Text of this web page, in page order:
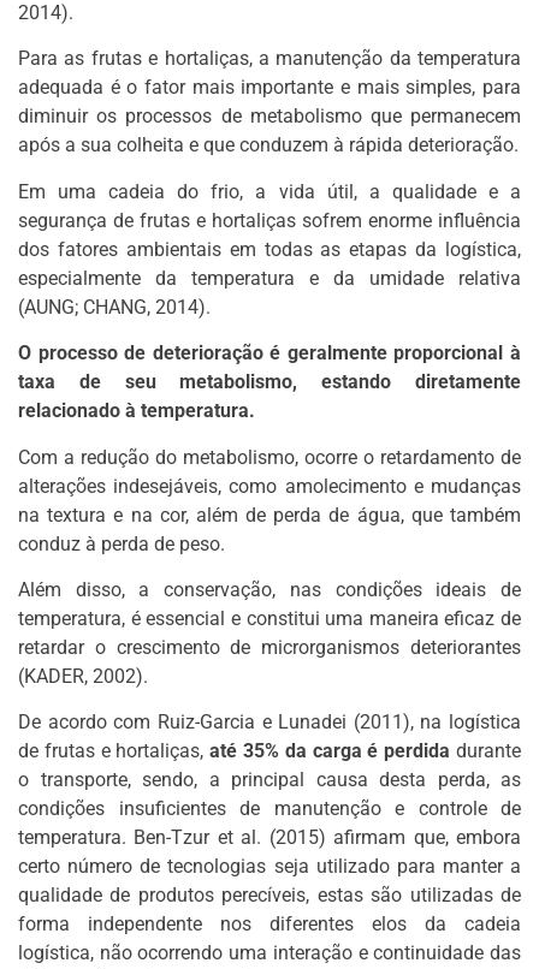
2014).
Para as frutas e hortaliças, a manutenção da temperatura
adequada é o fator mais importante e mais simples, para
diminuir os processos de metabolismo que permanecem
após a sua colheita e que conduzem à rápida deterioração.
Em uma cadeia do frio, a vida útil, a qualidade e a
segurança de frutas e hortaliças sofrem enorme influência
dos fatores ambientais em todas as etapas da logística,
especialmente da temperatura e da umidade relativa
(AUNG; CHANG, 2014).
O processo de deterioração é geralmente proporcional à
taxa de seu metabolismo, estando diretamente
relacionado à temperatura.
Com a redução do metabolismo, ocorre o retardamento de
alterações indesejáveis, como amolecimento e mudanças
na textura e na cor, além de perda de água, que também
conduz à perda de peso.
Além disso, a conservação, nas condições ideais de
temperatura, é essencial e constitui uma maneira eficaz de
retardar o crescimento de microrganismos deteriorantes
(KADER, 2002).
De acordo com Ruiz-Garcia e Lunadei (2011), na logística
de frutas e hortaliças,até 35% da carga é perdidadurante
o transporte, sendo, a principal causa desta perda, as
condições insuficientes de manutenção e controle de
temperatura. Ben-Tzur et al. (2015) afirmam que, embora
certo número de tecnologias seja utilizado para manter a
qualidade de produtos perecíveis, estas são utilizadas de
forma independente nos diferentes elos da cadeia
logística, não ocorrendo uma interação e continuidade das